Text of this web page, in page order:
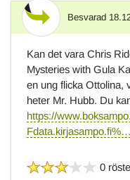
Svar Besvarad
Kan det vara Chris
Mysteries with Gula
en ung flicka Ottolina,
heter Mr. Hubb. Du
https://
Fdata.kirjasampo.fi%…
0